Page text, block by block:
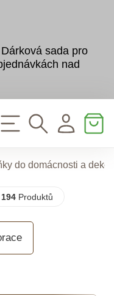
sada pro
nad
do domácnosti a
194Produktů